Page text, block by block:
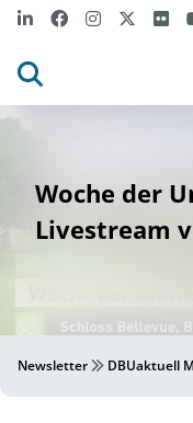
Woche der
Livestream
Newsletter DBUaktuell